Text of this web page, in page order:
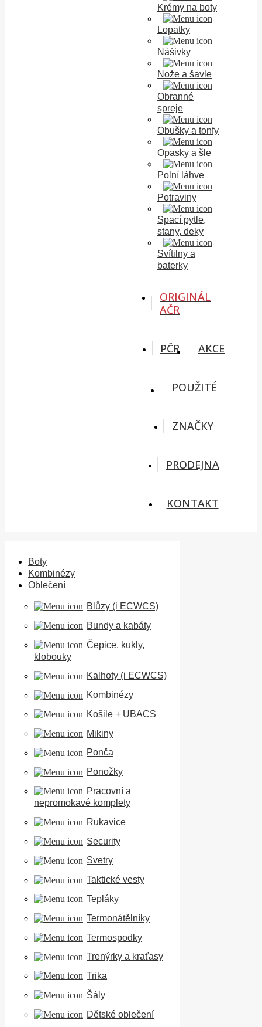
Krémy na boty
Lopatky
Nášivky
Nože a šavle
Obranné
spreje
Obušky a tonfy
Opasky a šle
Polní láhve
Potraviny
Spací pytle,
stany, deky
Svítilny a
baterky
ORIGINÁL
AČR
PČR AKCE
POUŽITÉ
ZNAČKY
PRODEJNA
KONTAKT
Boty
Kombinézy
Oblečení
Blůzy (i ECWCS)
Bundy a kabáty
Čepice, kukly,
klobouky
Kalhoty (i ECWCS)
Kombinézy
Košile + UBACS
Mikiny
Ponča
Ponožky
Pracovní a
nepromokavé komplety
Rukavice
Security
Svetry
Taktické vesty
Tepláky
Termonátělníky
Termospodky
Trenýrky a kraťasy
Trika
Šály
Dětské oblečení